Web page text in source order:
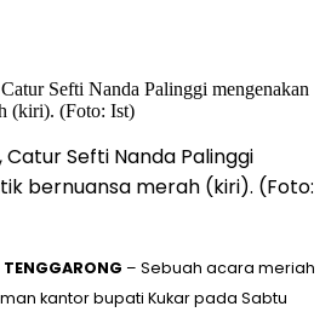
Sefti Nanda Palinggi
bernuansa merah (kiri). (Foto:
TENGGARONG – Sebuah acara meriah
kantor bupati Kukar pada Sabtu